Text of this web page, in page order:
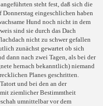
steht fest, daß sich die
eingeschlichen haben
Hund noch nicht in dem
sind sie durch das Dach
nicht zu schwer gefallen
zunächst gewartet ob sich
dann nach zwei Tagen, als bei der
hernach bekanntlich) niemand
Planes geschritten.
und bei den an der
ziemlicher Bestimmtheit
umnittelbar vor dem